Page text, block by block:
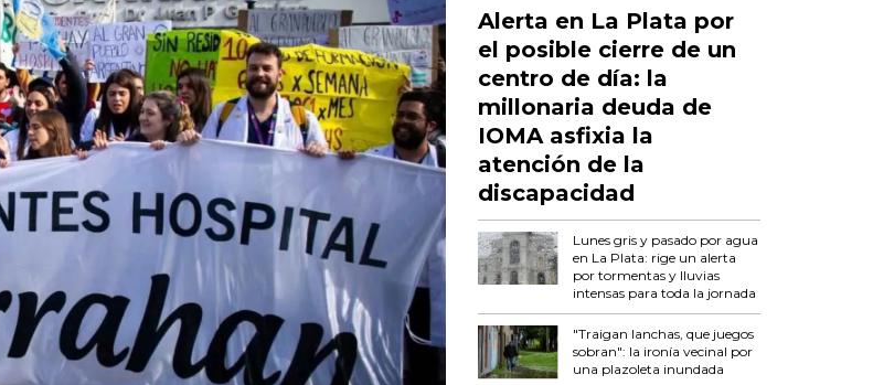
Alerta en La Plata por
el posible cierre de un
centro de día: la
millonaria deuda de
IOMA asfixia la
atención de la
discapacidad
Lunes gris y pasado por agua
en La Plata: rige un alerta
por tormentas y lluvias
intensas para toda la jornada
"Traigan lanchas, que juegos
sobran": la ironía vecinal por
una plazoleta inundada